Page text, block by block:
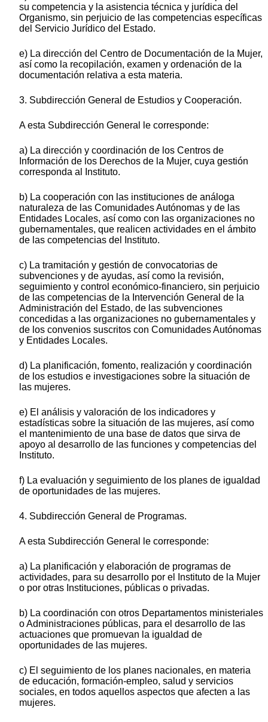
su competencia y la asistencia técnica y jurídica del
Organismo, sin perjuicio de las competencias específicas
del Servicio Jurídico del Estado.
e) La dirección del Centro de Documentación de la Mujer,
así como la recopilación, examen y ordenación de la
documentación relativa a esta materia.
3. Subdirección General de Estudios y Cooperación.
A esta Subdirección General le corresponde:
a) La dirección y coordinación de los Centros de
Información de los Derechos de la Mujer, cuya gestión
corresponda al Instituto.
b) La cooperación con las instituciones de análoga
naturaleza de las Comunidades Autónomas y de las
Entidades Locales, así como con las organizaciones no
gubernamentales, que realicen actividades en el ámbito
de las competencias del Instituto.
c) La tramitación y gestión de convocatorias de
subvenciones y de ayudas, así como la revisión,
seguimiento y control económico-financiero, sin perjuicio
de las competencias de la Intervención General de la
Administración del Estado, de las subvenciones
concedidas a las organizaciones no gubernamentales y
de los convenios suscritos con Comunidades Autónomas
y Entidades Locales.
d) La planificación, fomento, realización y coordinación
de los estudios e investigaciones sobre la situación de
las mujeres.
e) El análisis y valoración de los indicadores y
estadísticas sobre la situación de las mujeres, así como
el mantenimiento de una base de datos que sirva de
apoyo al desarrollo de las funciones y competencias del
Instituto.
f) La evaluación y seguimiento de los planes de igualdad
de oportunidades de las mujeres.
4. Subdirección General de Programas.
A esta Subdirección General le corresponde:
a) La planificación y elaboración de programas de
actividades, para su desarrollo por el Instituto de la Mujer
o por otras Instituciones, públicas o privadas.
b) La coordinación con otros Departamentos ministeriales
o Administraciones públicas, para el desarrollo de las
actuaciones que promuevan la igualdad de
oportunidades de las mujeres.
c) El seguimiento de los planes nacionales, en materia
de educación, formación-empleo, salud y servicios
sociales, en todos aquellos aspectos que afecten a las
mujeres.